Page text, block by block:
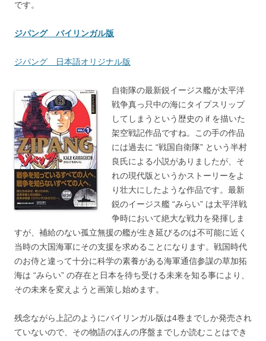
です。
ジパング バイリンガル版
ジパング 日本語オリジナル版
自衛隊の最新鋭イージス艦が太平洋
戦争真っ只中の海にタイプスリップ
してしまうという歴史の if を描いた
架空戦記作品ですね。この手の作品
には過去に “戦国自衛隊” という半村
良氏による小説がありましたが、そ
れの現代版というかストーリーをよ
り壮大にしたような作品です。最新
鋭のイージス艦 “みらい” は太平洋戦
争時において絶大な戦力を発揮しま
すが、補給のない孤立無援の艦が生き延びるのは不可能に近く
当時の大国海軍にその支援を求めることになります。戦国時代
のお侍と違って十分に科学の素養がある海軍通信参謀の草加拓
海は “みらい” の存在と日本を待ち受ける未来を知る事により、
その未来を変えようと画策し始めます。
残念ながら上記のようにバイリンガル版は4巻までしか発売され
ていないので、その物語のほんの序盤までしか読むことはでき